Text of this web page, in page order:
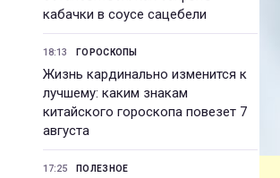
кабачки в соусе сацебели
18:13 ГОРОСКОПЫ
Жизнь кардинально изменится к
лучшему: каким знакам
китайского гороскопа повезет 7
августа
17:25 ПОЛЕЗНОЕ